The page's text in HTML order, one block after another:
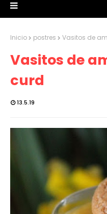
Inicio postres Vasitos de
Vasitos de
curd
13.5.19